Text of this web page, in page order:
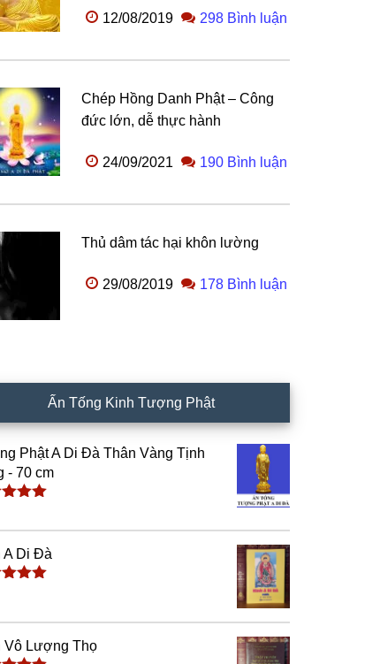
12/08/2019 298 Bình luận
Chép Hồng Danh Phật – Công
đức lớn, dễ thực hành
24/09/2021 190 Bình luận
Thủ dâm tác hại khôn lường
29/08/2019 178 Bình luận
Ấn Tống Kinh Tượng Phật
Phật A Di Đà Thân Vàng Tịnh
- 70 cm
xếp
A Di Đà
xếp
Vô Lượng Thọ